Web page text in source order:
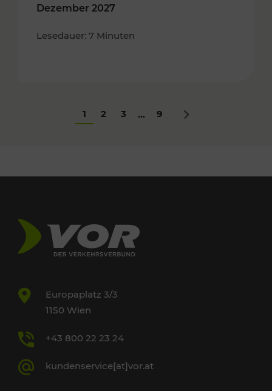
Dezember 2027
Lesedauer: 7 Minuten
1 2 3 ... 9 Nächstes
Europaplatz 3/3
1150 Wien
+43 800 22 23 24
kundenservice[at]vor.at